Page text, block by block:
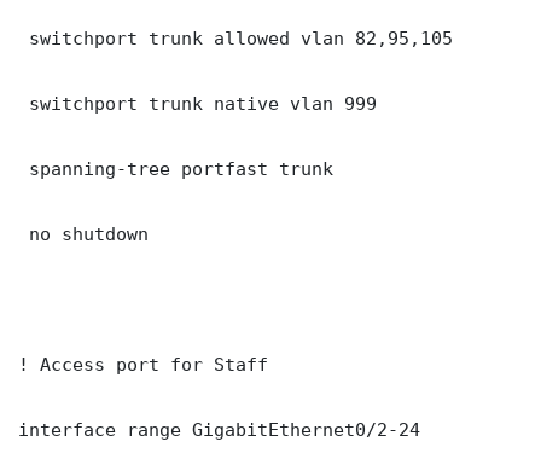
switchport trunk allowed vlan 82,95,105
switchport trunk native vlan 999
spanning-tree portfast trunk
no shutdown
! Access port for Staff
interface range GigabitEthernet0/2-24